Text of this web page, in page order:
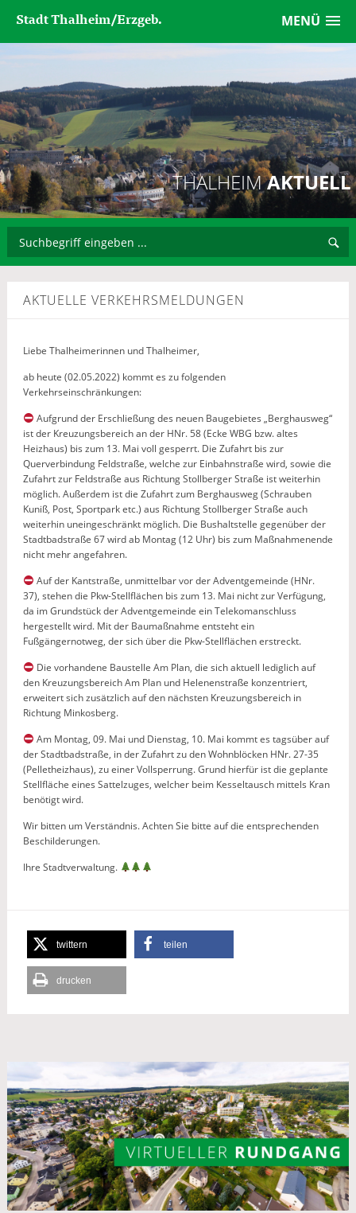
MENÜ
Stadt Thalheim/Erzgeb.
THALHEIMAKTUELL
AKTUELLE VERKEHRSMELDUNGEN
Liebe Thalheimerinnen und Thalheimer,
ab heute (02.05.2022) kommt es zu folgenden
Verkehrseinschränkungen:
Aufgrund der Erschließung des neuen Baugebietes „Berghausweg“
ist der Kreuzungsbereich an der HNr. 58 (Ecke WBG bzw. altes
Heizhaus) bis zum 13. Mai voll gesperrt. Die Zufahrt bis zur
Querverbindung Feldstraße, welche zur Einbahnstraße wird, sowie die
Zufahrt zur Feldstraße aus Richtung Stollberger Straße ist weiterhin
möglich. Außerdem ist die Zufahrt zum Berghausweg (Schrauben
Kuniß, Post, Sportpark etc.) aus Richtung Stollberger Straße auch
weiterhin uneingeschränkt möglich. Die Bushaltstelle gegenüber der
Stadtbadstraße 67 wird ab Montag (12 Uhr) bis zum Maßnahmenende
nicht mehr angefahren.
Auf der Kantstraße, unmittelbar vor der Adventgemeinde (HNr.
37), stehen die Pkw-Stellflächen bis zum 13. Mai nicht zur Verfügung,
da im Grundstück der Adventgemeinde ein Telekomanschluss
hergestellt wird. Mit der Baumaßnahme entsteht ein
Fußgängernotweg, der sich über die Pkw-Stellflächen erstreckt.
Die vorhandene Baustelle Am Plan, die sich aktuell lediglich auf
den Kreuzungsbereich Am Plan und Helenenstraße konzentriert,
erweitert sich zusätzlich auf den nächsten Kreuzungsbereich in
Richtung Minkosberg.
Am Montag, 09. Mai und Dienstag, 10. Mai kommt es tagsüber auf
der Stadtbadstraße, in der Zufahrt zu den Wohnblöcken HNr. 27-35
(Pelletheizhaus), zu einer Vollsperrung. Grund hierfür ist die geplante
Stellfläche eines Sattelzuges, welcher beim Kesseltausch mittels Kran
benötigt wird.
Wir bitten um Verständnis. Achten Sie bitte auf die entsprechenden
Beschilderungen.
Ihre Stadtverwaltung.
twittern teilen
drucken